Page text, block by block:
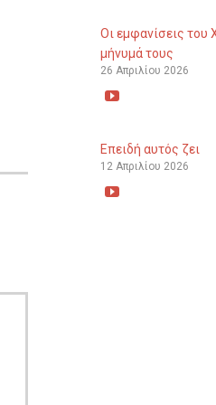
Οι εμφανίσεις του
μήνυμά τους
26 Απριλίου 2026

Επειδή αυτός ζει
12 Απριλίου 2026
